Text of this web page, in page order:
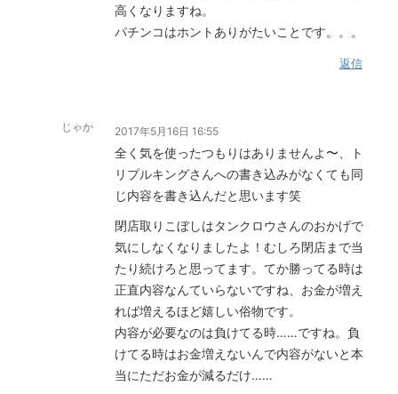
高くなりますね。
パチンコはホントありがたいことです。。。
返信
じゃか 2017年5月16日 16:55
全く気を使ったつもりはありませんよ〜、ト
リプルキングさんへの書き込みがなくても同
じ内容を書き込んだと思います笑
閉店取りこぼしはタンクロウさんのおかげで
気にしなくなりましたよ！むしろ閉店まで当
たり続けろと思ってます。てか勝ってる時は
正直内容なんていらないですね、お金が増え
れば増えるほど嬉しい俗物です。
内容が必要なのは負けてる時……ですね。負
けてる時はお金増えないんで内容がないと本
当にただお金が減るだけ……